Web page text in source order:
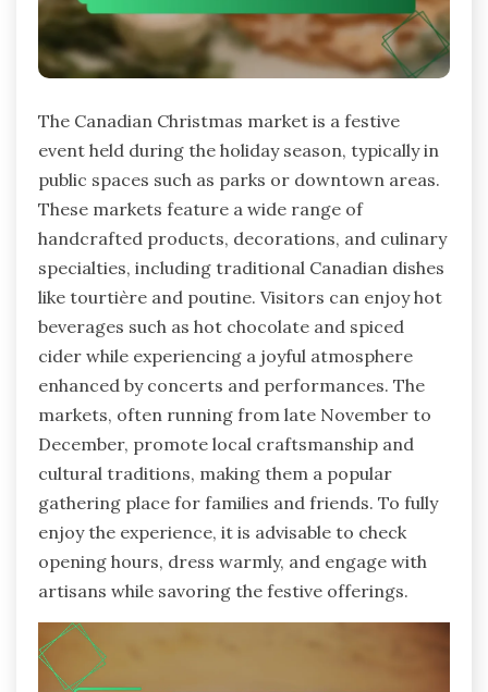
The Canadian Christmas market is a festive
event held during the holiday season, typically in
public spaces such as parks or downtown areas.
These markets feature a wide range of
handcrafted products, decorations, and culinary
specialties, including traditional Canadian dishes
like tourtière and poutine. Visitors can enjoy hot
beverages such as hot chocolate and spiced
cider while experiencing a joyful atmosphere
enhanced by concerts and performances. The
markets, often running from late November to
December, promote local craftsmanship and
cultural traditions, making them a popular
gathering place for families and friends. To fully
enjoy the experience, it is advisable to check
opening hours, dress warmly, and engage with
artisans while savoring the festive offerings.